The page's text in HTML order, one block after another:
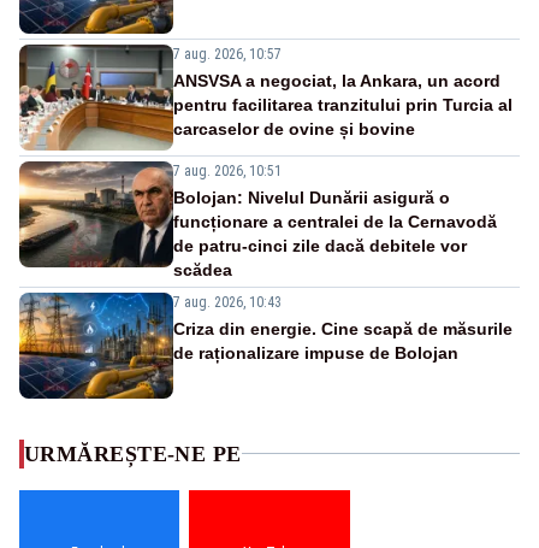
7 aug. 2026, 10:57
ANSVSA a negociat, la Ankara, un acord
pentru facilitarea tranzitului prin Turcia al
carcaselor de ovine și bovine
7 aug. 2026, 10:51
Bolojan: Nivelul Dunării asigură o
funcționare a centralei de la Cernavodă
de patru-cinci zile dacă debitele vor
scădea
7 aug. 2026, 10:43
Criza din energie. Cine scapă de măsurile
de raționalizare impuse de Bolojan
URMĂREȘTE-NE PE